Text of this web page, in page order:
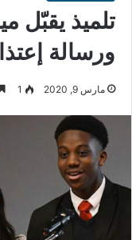
تلميذ يقبّل
ورسالة
مارس 9, 2020 1